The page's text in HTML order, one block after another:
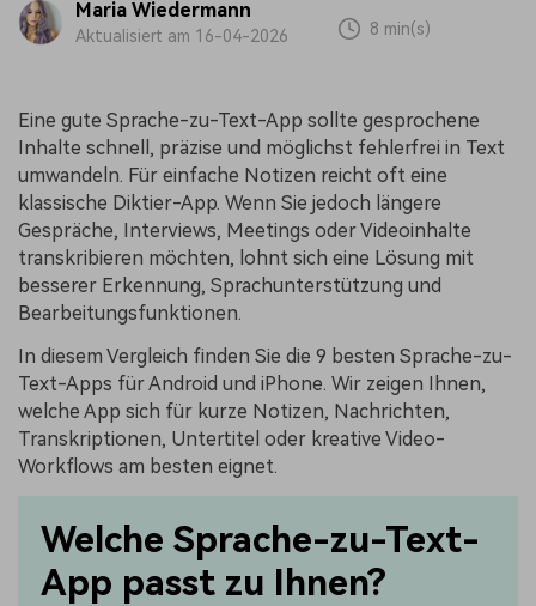
Maria Wiedermann
Aktualisiert am 16-04-2026 8 min(s)
Eine gute Sprache-zu-Text-App sollte gesprochene
Inhalte schnell, präzise und möglichst fehlerfrei in Text
umwandeln. Für einfache Notizen reicht oft eine
klassische Diktier-App. Wenn Sie jedoch längere
Gespräche, Interviews, Meetings oder Videoinhalte
transkribieren möchten, lohnt sich eine Lösung mit
besserer Erkennung, Sprachunterstützung und
Bearbeitungsfunktionen.
In diesem Vergleich finden Sie die 9 besten Sprache-zu-
Text-Apps für Android und iPhone. Wir zeigen Ihnen,
welche App sich für kurze Notizen, Nachrichten,
Transkriptionen, Untertitel oder kreative Video-
Workflows am besten eignet.
Welche Sprache-zu-Text-
App passt zu Ihnen?